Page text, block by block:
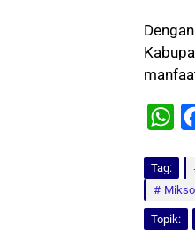
W
t
s
Tag:
Topik: